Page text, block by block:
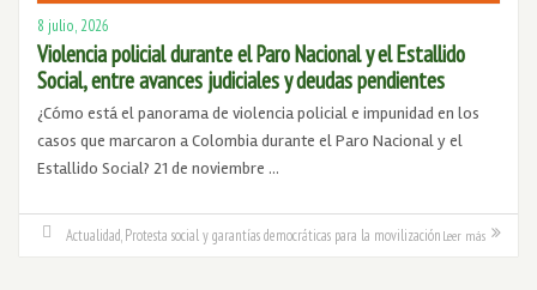
8 julio, 2026
Violencia policial durante el Paro Nacional y el Estallido
Social, entre avances judiciales y deudas pendientes
¿Cómo está el panorama de violencia policial e impunidad en los
casos que marcaron a Colombia durante el Paro Nacional y el
Estallido Social? 21 de noviembre …
Actualidad Protesta social y garantías democráticas para la movilización Leer más